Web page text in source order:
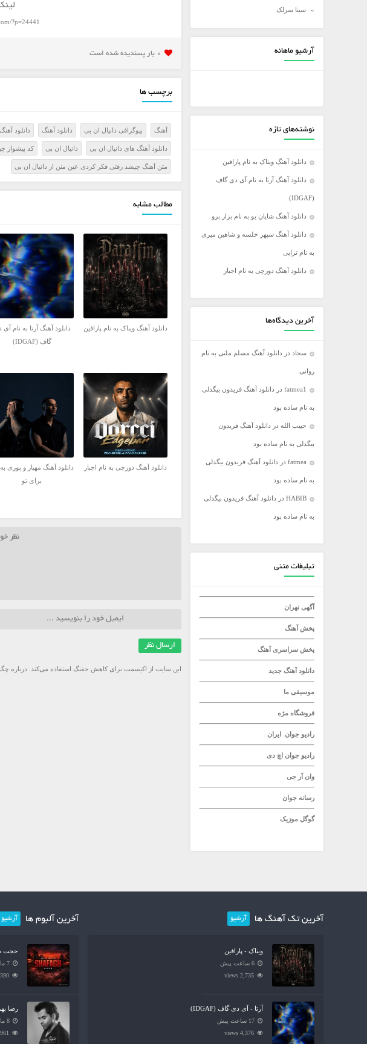
سینا سرلک
شادمهر عقیلی
مجید اخشابی
مجید خراطها
محسن چاووشی
محسن یگانه
محمد رضا گلزار
محمد علیزاده
مرتضی اشرفی
مرتضی سرمدی
مهدی جهانی
مهدی یغمایی
میثم ابراهیمی
میلاد راستاد
آرشیو ماهانه
نوشته‌های تازه
دانلود آهنگ ویناک به نام پارافین
دانلود آهنگ آرتا به نام آی دی گاف
(IDGAF)
دانلود آهنگ شایان یو به نام بزار برو
دانلود آهنگ سپهر خلسه و شاهین میری
به نام تراپی
دانلود آهنگ دورچی به نام اجبار
آخرین دیدگاه‌ها
سجاد در دانلود آهنگ مسلم ملتی به نام
روانی
fatmea1 در دانلود آهنگ فریدون بیگدلی
به نام ساده بود
حبیب الله در دانلود آهنگ فریدون
بیگدلی به نام ساده بود
fatmea در دانلود آهنگ فریدون بیگدلی
به نام ساده بود
HABIB در دانلود آهنگ فریدون بیگدلی
به نام ساده بود
تبلیغات متنی
آگهی تهران
پخش آهنگ
پخش سراسری آهنگ
دانلود آهنگ جدید
موسیقی ما
فروشگاه مژه
رادیو جوان ایران
رادیو جوان اچ دی
وان آر جی
رسانه جوان
گوگل موزیک
?p=24441
0 بار پسنديده شده است
برچسب ها
آهنگ بیوگرافی دانیال ان بی دانلود آهنگ دانلود
دانلود آهنگ های دانیال ان بی دانیال ان بی کد پیشواز
متن آهنگ چیشد رفتی فکر کردی عین منن از دانیال ان بی
مطالب مشابه
دانلود آهنگ ویناک به نام پارافین
دانلود آهنگ آرتا به نام آی
گاف (IDGAF)
دانلود آهنگ دورچی به نام اجبار
دانلود آهنگ مهیار و پوری به
برای تو
این سایت از اکیسمت برای کاهش جفنگ استفاده می‌کند. درباره
آخرین تک آهنگ ها آرشیو
ویناک - پارافین
6 ساعت پیش
2,735 views
آرتا - آی دی گاف (IDGAF)
17 ساعت پیش
4,376 views
آخرین آلبوم ها آرشیو
حجت
7 ماه پیش
views
رضا
8 ماه پیش